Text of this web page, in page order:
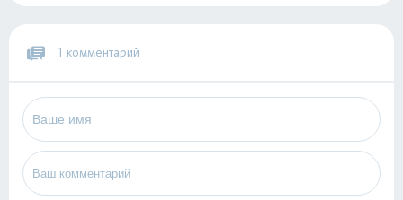
1 комментарий